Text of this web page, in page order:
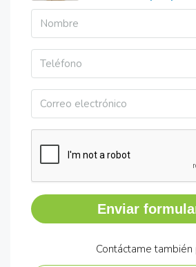
Enviar
Contáctame también